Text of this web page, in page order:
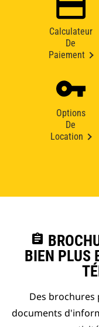
Calculateur
De
Paiement
Options
De
Location
assignment
BIEN PLUS
Des
documents